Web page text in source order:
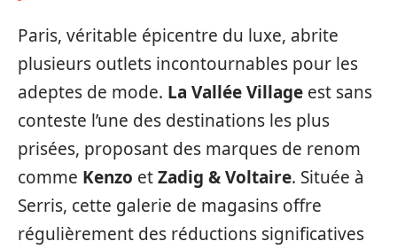
Paris, véritable épicentre du luxe, abrite
plusieurs outlets incontournables pour les
adeptes de mode. La Vallée Village est sans
conteste l’une des destinations les plus
prisées, proposant des marques de renom
comme Kenzo etZadig & Voltaire. Située à
Serris, cette galerie de magasins offre
régulièrement des réductions significatives